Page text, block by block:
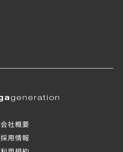
会社概要
採用情報